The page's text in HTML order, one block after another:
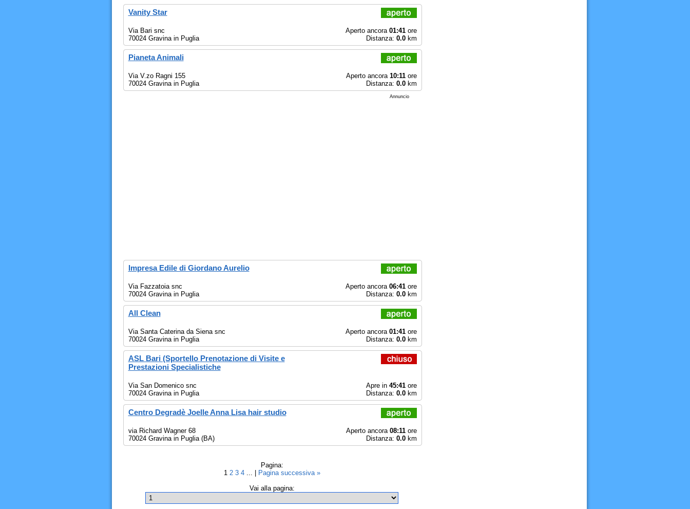
Vanity Star
Via Bari snc
70024 Gravina in Puglia
Aperto ancora 01:41ore
Distanza: 0.0km
Pianeta Animali
Via V.zo Ragni 155
70024 Gravina in Puglia
Aperto ancora 10:11ore
Distanza: 0.0km
Annuncio
Impresa Edile di Giordano Aurelio
Via Fazzatoia snc
70024 Gravina in Puglia
Aperto ancora 06:41ore
Distanza: 0.0km
All Clean
Via Santa Caterina da Siena snc
70024 Gravina in Puglia
Aperto ancora 01:41ore
Distanza: 0.0km
ASL Bari (Sportello Prenotazione di Visite e
Prestazioni Specialistiche
Via San Domenico snc
70024 Gravina in Puglia
Apre in 45:41ore
Distanza: 0.0km
Centro Degradè Joelle Anna Lisa hair studio
via Richard Wagner 68
70024 Gravina in Puglia (BA)
Aperto ancora 08:11ore
Distanza: 0.0km
Pagina:
1 2 3 4 ... |
Pagina successiva »
Vai alla pagina: